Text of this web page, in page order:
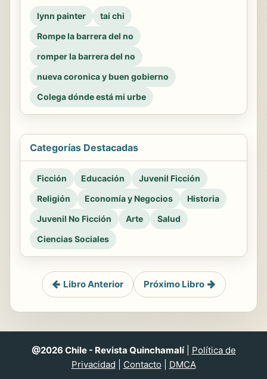
lynn painter
tai chi
Rompe la barrera del no
romper la barrera del no
nueva coronica y buen gobierno
Colega dónde está mi urbe
Categorías Destacadas
Ficción Educación
Juvenil Ficción
Religión
Economía y Negocios
Historia
Juvenil No Ficción
Arte
Salud
Ciencias Sociales
Libro Anterior Próximo Libro
@2026 Chile - Revista Quinchamalí| Política de
Privacidad
Contacto DMCA